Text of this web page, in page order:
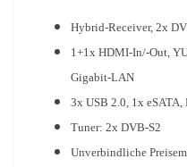
Hybrid-Receiver, 2x
1+1x HDMI-In/-Out,
Gigabit-LAN
3x USB 2.0, 1x
Tuner: 2x DVB-S2
Unverbindliche